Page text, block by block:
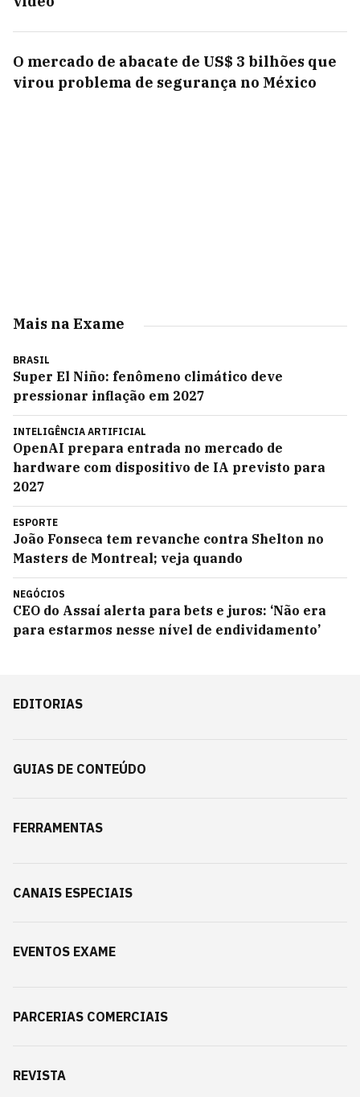
O mercado de abacate de US$ 3 bilhões que
virou problema de segurança no México
Mais na Exame
BRASIL
Super El Niño: fenômeno climático deve
pressionar inflação em 2027
INTELIGÊNCIA ARTIFICIAL
OpenAI prepara entrada no mercado de
hardware com dispositivo de IA previsto para
2027
ESPORTE
João Fonseca tem revanche contra Shelton no
Masters de Montreal; veja quando
NEGÓCIOS
CEO do Assaí alerta para bets e juros: ‘Não era
para estarmos nesse nível de endividamento’
EDITORIAS
GUIAS DE CONTEÚDO
FERRAMENTAS
CANAIS ESPECIAIS
EVENTOS EXAME
PARCERIAS COMERCIAIS
REVISTA